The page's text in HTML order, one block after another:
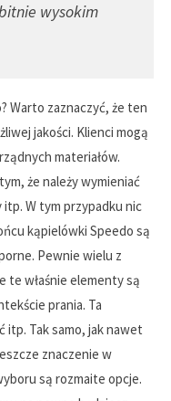
wysokim
Warto zaznaczyć, że ten
jakości. Klienci mogą
materiałów.
że należy wymieniać
W tym przypadku nic
kąpielówki Speedo są
Pewnie wielu z
te właśnie elementy są
prania. Ta
itp. Tak samo, jak nawet
znaczenie w
są rozmaite opcje.